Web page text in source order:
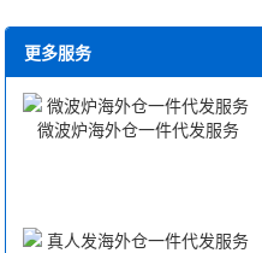
更多服务
微波炉海外仓一件代发服务